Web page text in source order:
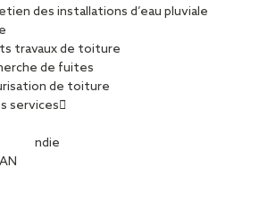
des installations d’eau pluviale
travaux de toiture
de fuites
de toiture
services
Incendie